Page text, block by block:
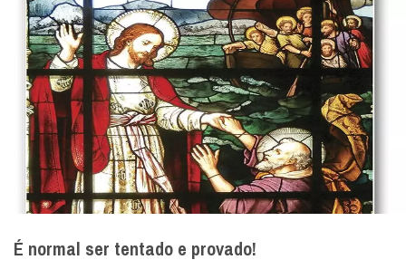
É normal ser tentado e provado!